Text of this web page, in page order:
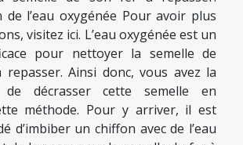
de l’eau oxygénée Pour avoir plus
visitez ici. L’eau oxygénée est un
pour nettoyer la semelle de
Ainsi donc, vous avez la
de décrasser cette semelle en
méthode. Pour y arriver, il est
d’imbiber un chiffon avec de l’eau